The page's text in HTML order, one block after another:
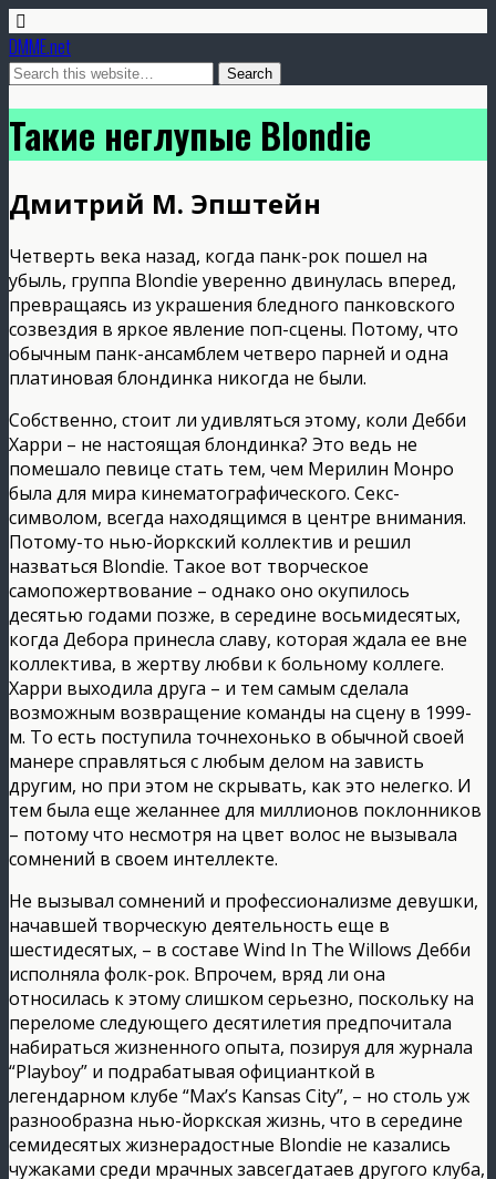
DMME.net
Такие неглупые Blondie
Дмитрий М. Эпштейн
Четверть века назад, когда панк-рок пошел на
убыль, группа Blondie уверенно двинулась вперед,
превращаясь из украшения бледного панковского
созвездия в яркое явление поп-сцены. Потому, что
обычным панк-ансамблем четверо парней и одна
платиновая блондинка никогда не были.
Собственно, стоит ли удивляться этому, коли Дебби
Харри – не настоящая блондинка? Это ведь не
помешало певице стать тем, чем Мерилин Монро
была для мира кинематографического. Секс-
символом, всегда находящимся в центре внимания.
Потому-то нью-йоркский коллектив и решил
назваться Blondie. Такое вот творческое
самопожертвование – однако оно окупилось
десятью годами позже, в середине восьмидесятых,
когда Дебора принесла славу, которая ждала ее вне
коллектива, в жертву любви к больному коллеге.
Харри выходила друга – и тем самым сделала
возможным возвращение команды на сцену в 1999-
м. То есть поступила точнехонько в обычной своей
манере справляться с любым делом на зависть
другим, но при этом не скрывать, как это нелегко. И
тем была еще желаннее для миллионов поклонников
– потому что несмотря на цвет волос не вызывала
сомнений в своем интеллекте.
Не вызывал сомнений и профессионализме девушки,
начавшей творческую деятельность еще в
шестидесятых, – в составе Wind In The Willows Дебби
исполняла фолк-рок. Впрочем, вряд ли она
относилась к этому слишком серьезно, поскольку на
переломе следующего десятилетия предпочитала
набираться жизненного опыта, позируя для журнала
“Playboy” и подрабатывая официанткой в
легендарном клубе “Max’s Kansas City”, – но столь уж
разнообразна нью-йоркская жизнь, что в середине
семидесятых жизнерадостные Blondie не казались
чужаками среди мрачных завсегдатаев другого клуба,